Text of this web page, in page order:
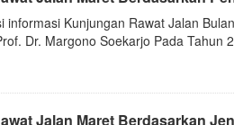
informasi Kunjungan Rawat Jalan
Dr. Margono Soekarjo Pada Tahun
Jalan Maret Berdasarkan